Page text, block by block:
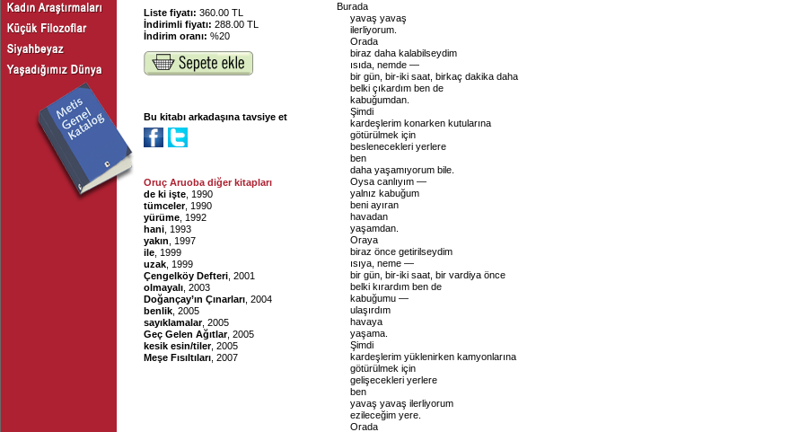
Liste fiyatı: 360.00 TL
İndirimli fiyatı: 288.00 TL
İndirim oranı: %20
Bu kitabı arkadaşına tavsiye et
Oruç Aruoba diğer kitapları
de ki işte , 1990
tümceler, 1990
yürüme , 1992
hani , 1993
yakın , 1997
ile , 1999
uzak , 1999
Çengelköy Defteri , 2001
olmayalı , 2003
Doğançay’ın Çınarları , 2004
benlik , 2005
sayıklamalar, 2005
Geç Gelen Ağıtlar, 2005
kesik esin/tiler, 2005
Meşe Fısıltıları , 2007
Burada
yavaş yavaş
ilerliyorum.
Orada
biraz daha kalabilseydim
ısıda, nemde —
bir gün, bir-iki saat, birkaç dakika daha
belki çıkardım ben de
kabuğumdan.
Şimdi
kardeşlerim konarken kutularına
götürülmek için
beslenecekleri yerlere
ben
daha yaşamıyorum bile.
Oysa canlıyım —
yalnız kabuğum
beni ayıran
havadan
yaşamdan.
Oraya
biraz önce getirilseydim
ısıya, neme —
bir gün, bir-iki saat, bir vardiya önce
belki kırardım ben de
kabuğumu —
ulaşırdım
havaya
yaşama.
Şimdi
kardeşlerim yüklenirken kamyonlarına
götürülmek için
gelişecekleri yerlere
ben
yavaş yavaş ilerliyorum
ezileceğim yere.
Orada